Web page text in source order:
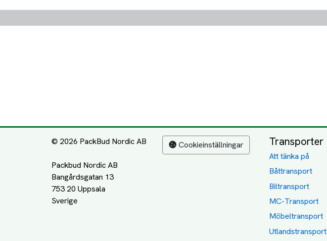
© 2026 PackBud Nordic AB
Packbud Nordic AB
Bangårdsgatan 13
753 20 Uppsala
Cookieinställningar Transporter
Att tänka på
Båttransport
Biltransport
MC-Transport
Möbeltransport
Utlandstransport